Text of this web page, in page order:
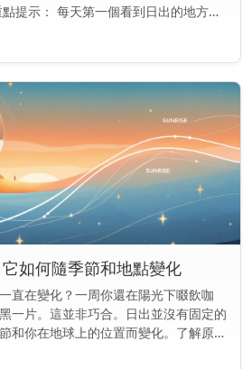
提示： 每天第一個看到日出的地方通
小島國，位於國際日期變更線附近。
如何隨季節和地點變化
直在變化？一周你還在陽光下啜飲咖
一片。這並非巧合。日出並沒有固定的
你在地球上的位置而變化。了解原因
晨的時間，無論你是想趕在天亮時跑